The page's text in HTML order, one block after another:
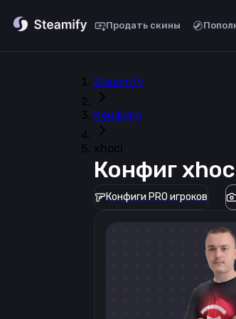
Продать скины
Steamify
Конфиги
xhoci
Конфиг
Конфиги PRO игроков